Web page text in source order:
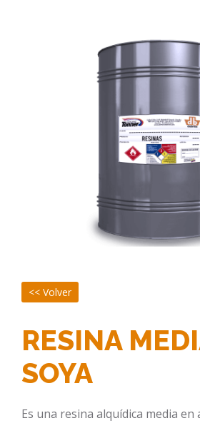
RESINA
SOYA
Es una resina alquídica media en